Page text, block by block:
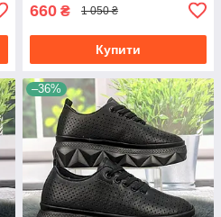
660 ₴ 1 050 ₴
Купити
–36%